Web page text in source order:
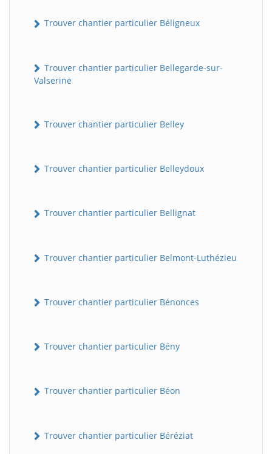
Trouver chantier particulier Béligneux
Trouver chantier particulier Bellegarde-sur-
Valserine
Trouver chantier particulier Belley
Trouver chantier particulier Belleydoux
Trouver chantier particulier Bellignat
Trouver chantier particulier Belmont-Luthézieu
Trouver chantier particulier Bénonces
Trouver chantier particulier Bény
Trouver chantier particulier Béon
Trouver chantier particulier Béréziat